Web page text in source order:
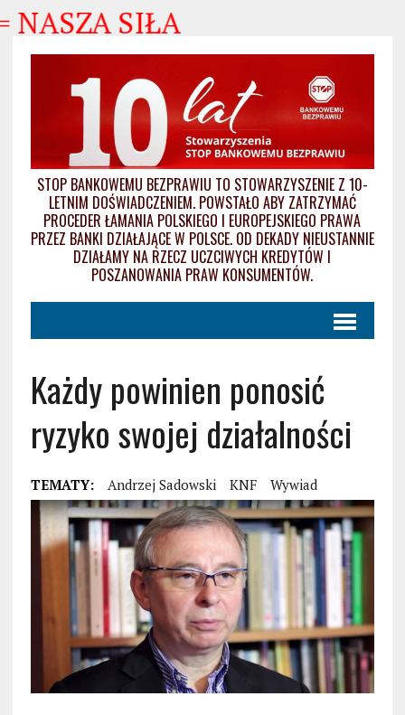
SIŁA
STOP BANKOWEMU BEZPRAWIU TO STOWARZYSZENIE Z 10-
LETNIM DOŚWIADCZENIEM. POWSTAŁO ABY ZATRZYMAĆ
PROCEDER ŁAMANIA POLSKIEGO I EUROPEJSKIEGO PRAWA
PRZEZ BANKI DZIAŁAJĄCE W POLSCE. OD DEKADY NIEUSTANNIE
DZIAŁAMY NA RZECZ UCZCIWYCH KREDYTÓW I
POSZANOWANIA PRAW KONSUMENTÓW.
Każdy powinien ponosić
ryzyko swojej działalności
TEMATY: Andrzej Sadowski KNF Wywiad